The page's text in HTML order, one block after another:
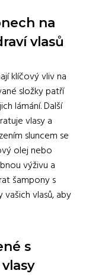
na
vlasů
klíčový vliv na
složky patří
lámání. Další
vlasy a
sluncem se
olej nebo
výživu a
šampony s
vlasů, aby
s